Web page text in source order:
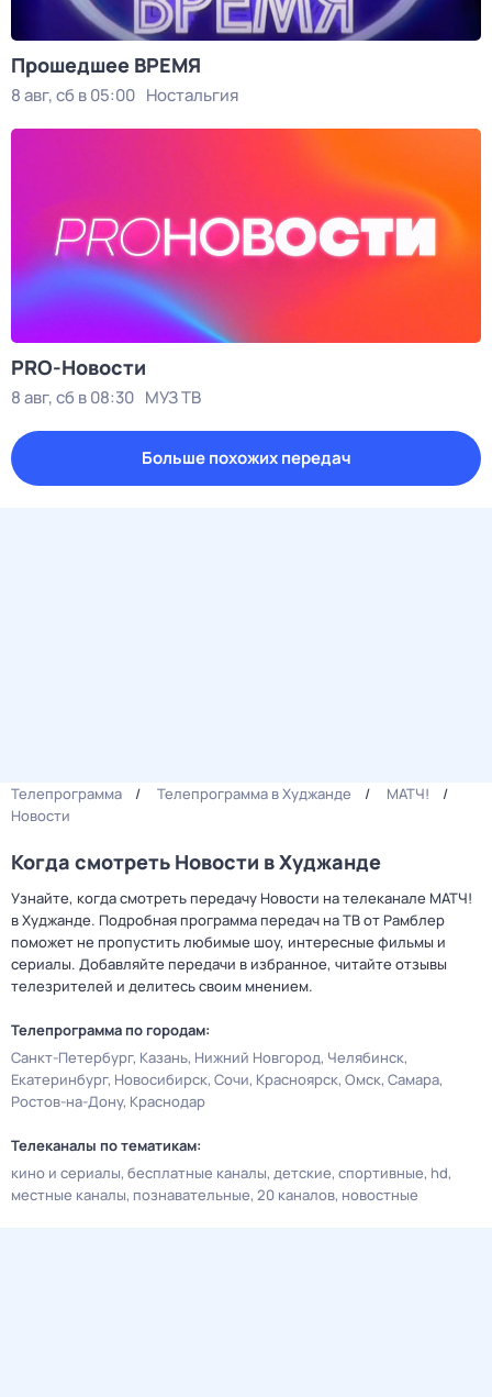
Прошедшее ВРЕМЯ
8 авг, сб в 05:00 Ностальгия
PRO-Новости
8 авг, сб в 08:30 МУЗ ТВ
Больше похожих передач
Телепрограмма Телепрограмма в Худжанде
МАТЧ!
Новости
Когда смотреть Новости в Худжанде
Узнайте, когда смотреть передачу Новости на телеканале МАТЧ!
в Худжанде. Подробная программа передач на ТВ от Рамблер
поможет не пропустить любимые шоу, интересные фильмы и
сериалы. Добавляйте передачи в избранное, читайте отзывы
телезрителей и делитесь своим мнением.
Телепрограмма по городам:
Санкт-Петербург Казань Нижний Новгород Челябинск
Екатеринбург Новосибирск Сочи Красноярск Омск Самара
Ростов-на-Дону Краснодар
Телеканалы по тематикам:
кино и сериалы бесплатные каналы детские спортивные hd
местные каналы познавательные 20 каналов новостные